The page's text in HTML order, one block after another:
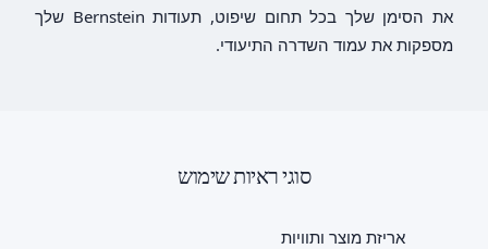
את הסימן שלך בכל תחום שיפוט, תעודות Bernstein שלך
מספקות את עמוד השדרה התיעודי.
סוגי ראיות שימוש
אריזת מוצר ותוויות